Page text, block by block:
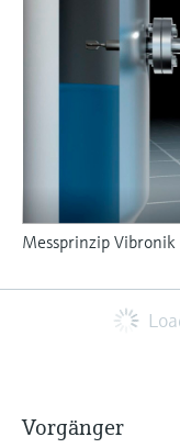
Messprinzip Vibronik
Vorgänger